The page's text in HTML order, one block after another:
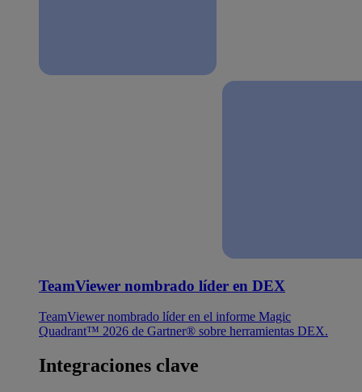
TeamViewer nombrado líder en DEX
TeamViewer nombrado líder en el informe Magic
Quadrant™ 2026 de Gartner® sobre herramientas DEX.
Integraciones clave